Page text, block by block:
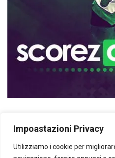
Impoastazioni Privacy
Utilizziamo i cookie per